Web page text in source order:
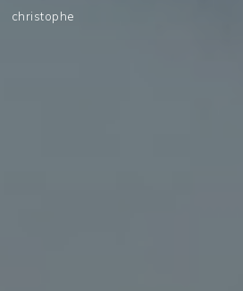
christophe